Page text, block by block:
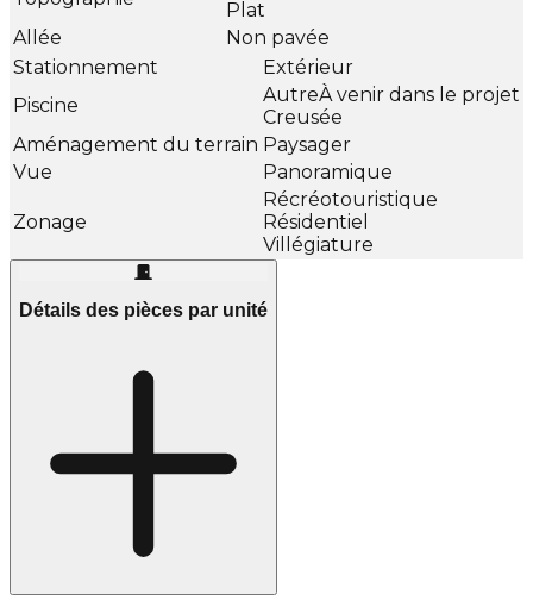
Plat
Allée
Non pavée
Stationnement
Extérieur
Piscine
AutreÀ venir dans le projet
Creusée
Aménagement du terrain Paysager
Vue
Panoramique
Zonage
Récréotouristique
Résidentiel
Villégiature
Détails des pièces par unité